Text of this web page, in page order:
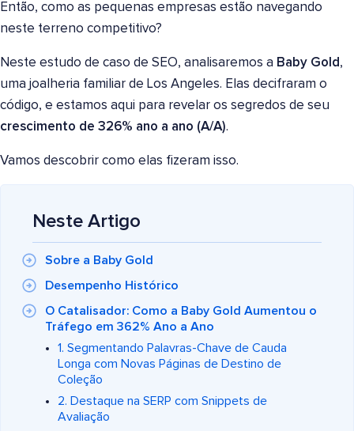
Então, como as pequenas empresas estão navegando
neste terreno competitivo?
Neste estudo de caso de SEO, analisaremos a Baby Gold,
uma joalheria familiar de Los Angeles. Elas decifraram o
código, e estamos aqui para revelar os segredos de seu
crescimento de 326% ano a ano (A/A).
Vamos descobrir como elas fizeram isso.
Neste Artigo
Sobre a Baby Gold
Desempenho Histórico
O Catalisador: Como a Baby Gold Aumentou o
Tráfego em 362% Ano a Ano
1. Segmentando Palavras-Chave de Cauda
Longa com Novas Páginas de Destino de
Coleção
2. Destaque na SERP com Snippets de
Avaliação